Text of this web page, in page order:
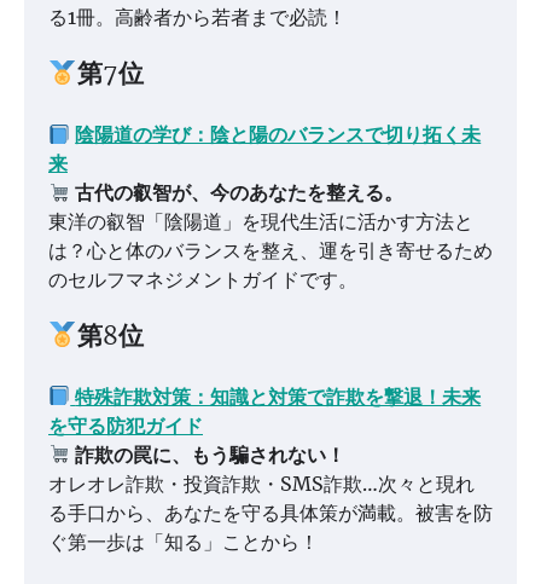
る1冊。高齢者から若者まで必読！
第7位
陰陽道の学び：陰と陽のバランスで切り拓く未
来
古代の叡智が、今のあなたを整える。
東洋の叡智「陰陽道」を現代生活に活かす方法と
は？心と体のバランスを整え、運を引き寄せるため
のセルフマネジメントガイドです。
第8位
特殊詐欺対策：知識と対策で詐欺を撃退！未来
を守る防犯ガイド
詐欺の罠に、もう騙されない！
オレオレ詐欺・投資詐欺・SMS詐欺…次々と現れ
る手口から、あなたを守る具体策が満載。被害を防
ぐ第一歩は「知る」ことから！